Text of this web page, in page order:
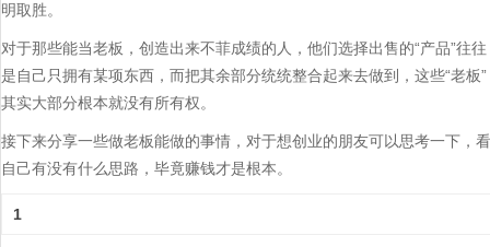
明取胜。
对于那些能当老板，创造出来不菲成绩的人，他们选择出售的“产品”往往
是自己只拥有某项东西，而把其余部分统统整合起来去做到，这些“老板”
其实大部分根本就没有所有权。
接下来分享一些做老板能做的事情，对于想创业的朋友可以思考一下，看
自己有没有什么思路，毕竟赚钱才是根本。
1